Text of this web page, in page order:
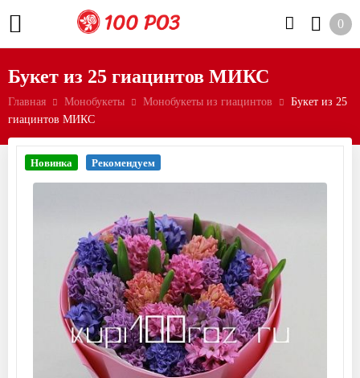
0
Букет из 25 гиацинтов МИКС
Главная Монобукеты Монобукеты из гиацинтов
Букет из 25
гиацинтов МИКС
Новинка Рекомендуем